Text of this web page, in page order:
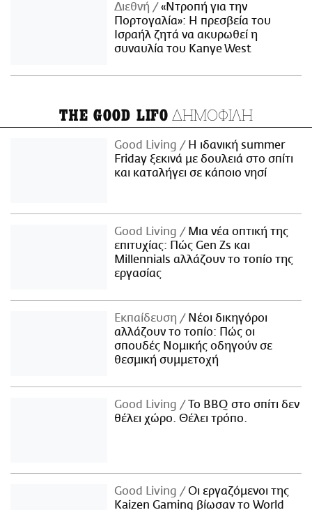
Διεθνή
«Ντροπή για την
Πορτογαλία»: Η πρεσβεία του
Ισραήλ ζητά να ακυρωθεί η
συναυλία του Kanye West
THE GOOD LIFO ΔΗΜΟΦΙΛΗ
Good Living
Η ιδανική summer
Friday ξεκινά με δουλειά στο σπίτι
και καταλήγει σε κάποιο νησί
Good Living
Μια νέα οπτική της
επιτυχίας: Πώς Gen Zs και
Millennials αλλάζουν το τοπίο της
εργασίας
Εκπαίδευση
Νέοι δικηγόροι
αλλάζουν το τοπίο: Πώς οι
σπουδές Νομικής οδηγούν σε
θεσμική συμμετοχή
Good Living
Το BBQ στο σπίτι δεν
θέλει χώρο. Θέλει τρόπο.
Good Living
Οι εργαζόμενοι της
Kaizen Gaming βίωσαν το World